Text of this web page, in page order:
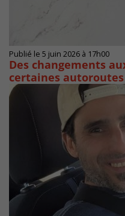
Publié le 5 juin 2026 à 17h00
Des changements
certaines autoroutes